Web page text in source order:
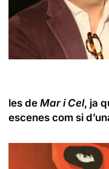
les de Mar i Cel, ja
escenes com si